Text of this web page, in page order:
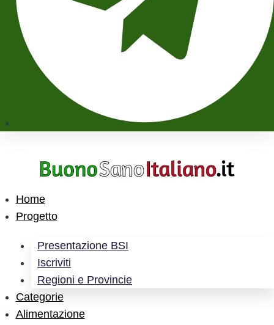
Home
Progetto
Presentazione BSI
Iscriviti
Regioni e Provincie
Categorie
Alimentazione